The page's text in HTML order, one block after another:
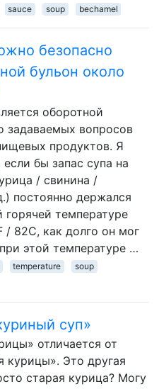
sauce soup bechamel
безопасно
бульон около
оборотной
задаваемых вопросов
продуктов. Я
если бы запас супа на
/ свинина /
постоянно держался
горячей температуре
/ 82C, как долго он мог
этой температуре …
temperature
soup
суп»
отличается от
курицы». Это другая
старая курица? Могу